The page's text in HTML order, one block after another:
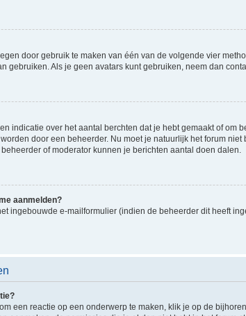
door gebruik te maken van één van de volgende vier
gebruiken. Als je geen avatars kunt gebruiken, neem dan
indicatie over het aantal berchten dat je hebt gemaakt of om
door een beheerder. Nu moet je natuurlijk het forum
of moderator kunnen je berichten aantal doen dalen.
aanmelden?
ingebouwde e-mailformulier (indien de beheerder dit heeft
een reactie op een onderwerp te maken, klik je op de